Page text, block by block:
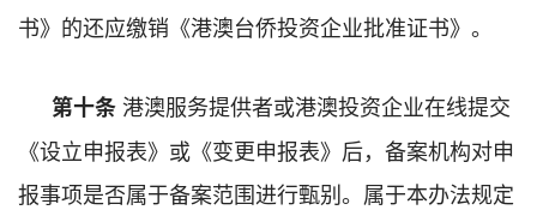
书》的还应缴销《港澳台侨投资企业批准证书》。
第十条港澳服务提供者或港澳投资企业在线提交
《设立申报表》或《变更申报表》后，备案机构对申
报事项是否属于备案范围进行甄别。属于本办法规定